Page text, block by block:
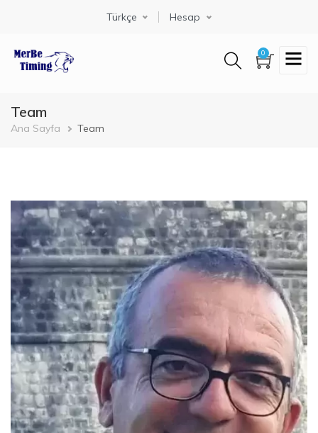
Select your language
Türkçe Hesap
0
Team
Sayfa
Ana Sayfa Team